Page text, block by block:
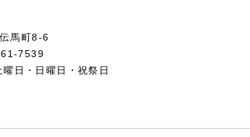
馬町8-6
7539
日・日曜日・祝祭日